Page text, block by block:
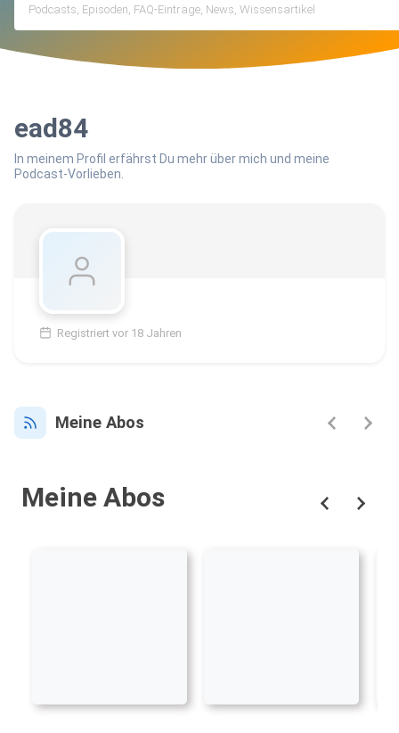
ead84
In meinem Profil erfährst Du mehr über mich und meine
Podcast-Vorlieben.
Registriert vor 18 Jahren
Meine Abos
Meine Abos